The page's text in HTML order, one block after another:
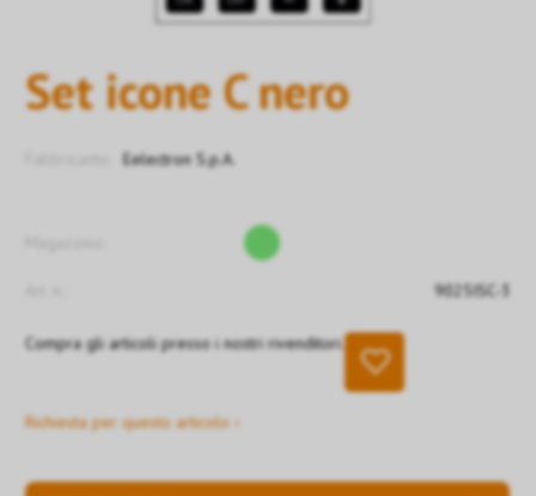
Set icone C nero
Eelectron S.p.A.
9025ISC-3
Compra gli articoli presso i nostri rivenditori.
Richiesta per questo articolo ›